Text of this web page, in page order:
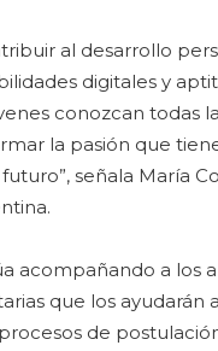
al desarrollo
digitales y
conozcan todas
la pasión que
señala María
acompañando a los
que los ayudarán
de